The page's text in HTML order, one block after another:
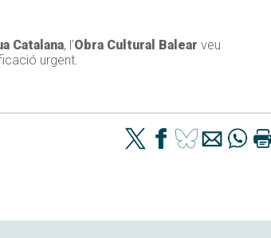
Catalana, l’Obra Cultural Balear veu
urgent.